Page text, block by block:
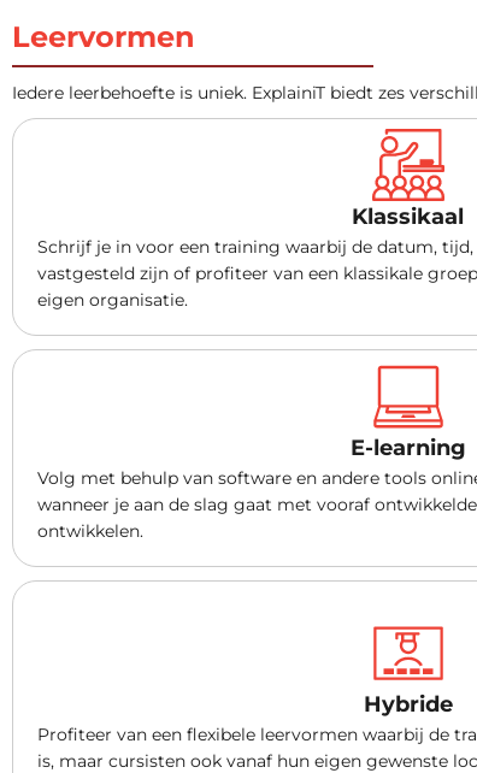
Leervormen
Iedere leerbehoefte is uniek. ExplainiT biedt zes
Klassikaal
Schrijf je in voor een training waarbij de datum,
vastgesteld zijn of profiteer van een klassikale
eigen organisatie.
E-learning
Volg met behulp van software en andere tools
wanneer je aan de slag gaat met vooraf
ontwikkelen.
Hybride
Profiteer van een flexibele leervormen waarbij de
is, maar cursisten ook vanaf hun eigen gewenste